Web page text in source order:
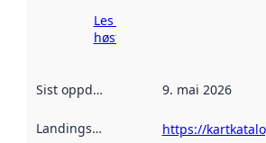
Les mer om
høsting her
Sist oppdatert 9. mai 2026
Landingsside
https://